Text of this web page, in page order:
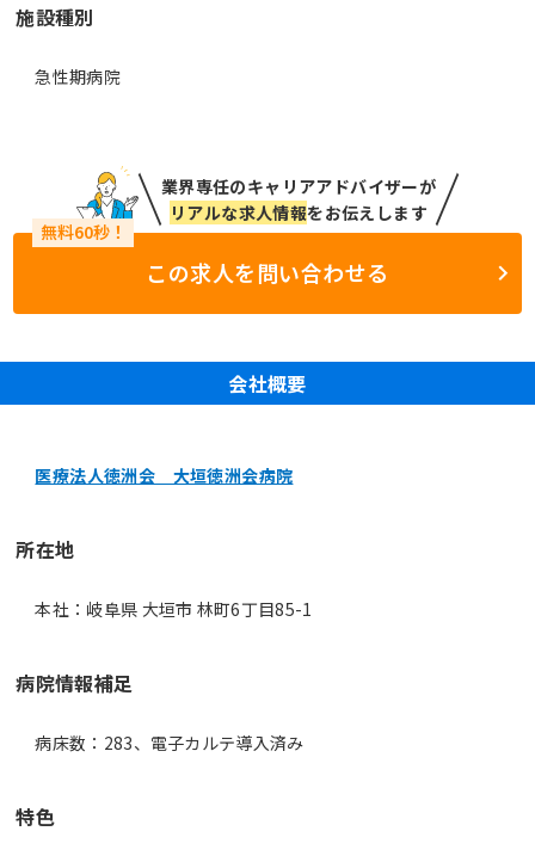
施設種別
急性期病院
業界専任のキャリアアドバイザーが
リアルな求人情報をお伝えします
この求人を問い合わせる
会社概要
医療法人徳洲会 大垣徳洲会病院
所在地
本社：岐阜県 大垣市 林町6丁目85-1
病院情報補足
病床数：283、電子カルテ導入済み
特色